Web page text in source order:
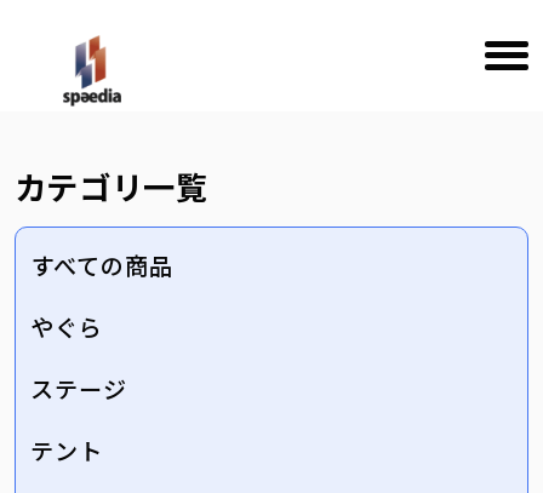
カテゴリ一覧
すべての商品
やぐら
ステージ
テント